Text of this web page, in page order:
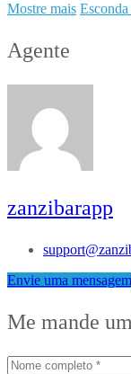
Mostre mais
Agente
zanzibarapp
Envie uma mensagem
Me mande